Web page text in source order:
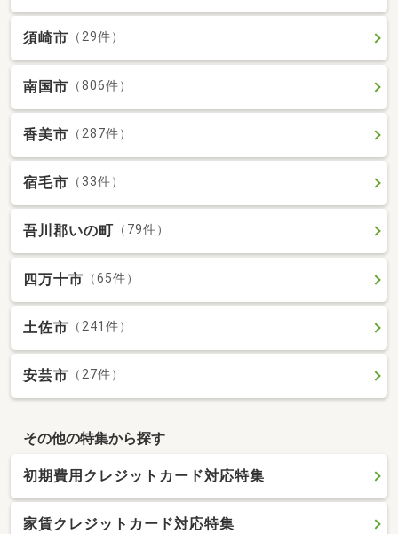
須崎市 （29件）
南国市 （806件）
香美市 （287件）
宿毛市 （33件）
吾川郡いの町 （79件）
四万十市 （65件）
土佐市 （241件）
安芸市 （27件）
その他の特集から探す
初期費用クレジットカード対応特集
家賃クレジットカード対応特集